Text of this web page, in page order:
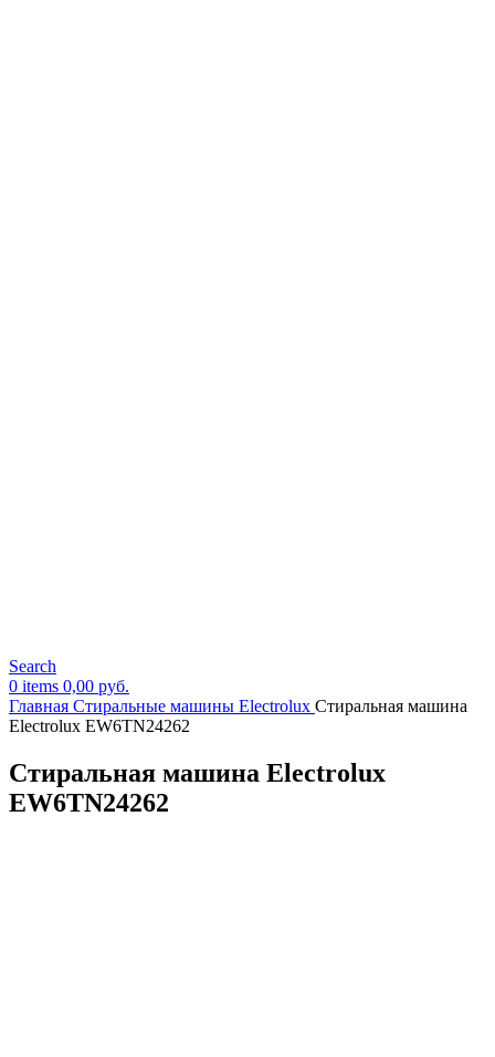
Search
0 items 0,00 руб.
Главная Стиральные машины Electrolux Стиральная машина
Electrolux EW6TN24262
Стиральная машина Electrolux
EW6TN24262